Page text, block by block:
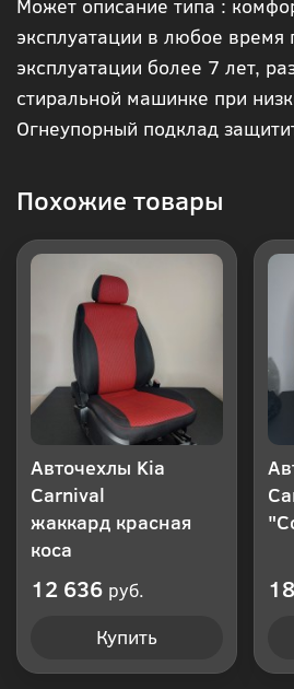
в 1
клик
Может описание типа :
эксплуатации в любое время
эксплуатации более 7 лет,
стиральной машинке при
Огнеупорный подклад
Похожие товары
Авточехлы Kia
Carnival
жаккард красная
коса
12 636 руб.
Купить